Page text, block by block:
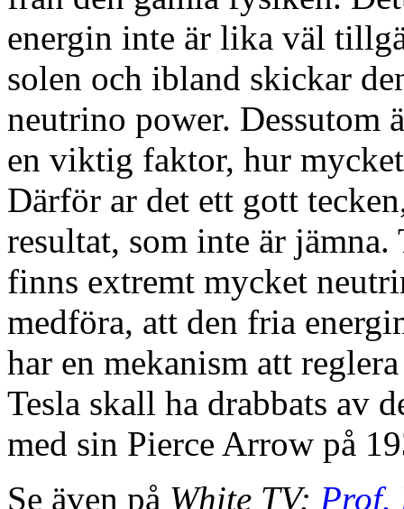
energin inte är lika väl
solen och ibland skickar
neutrino power. Dessutom
en viktig faktor, hur
Därför ar det ett gott
resultat, som inte är
finns extremt mycket
medföra, att den fria
har en mekanism att
Tesla skall ha drabbats av
med sin Pierce Arrow på
Se även på White TV: Prof.